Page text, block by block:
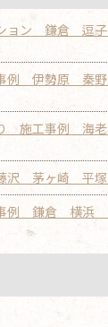
ション 鎌倉
事例 伊勢原
り 施工事例 海
沢 茅ヶ崎 平
事例 鎌倉 横